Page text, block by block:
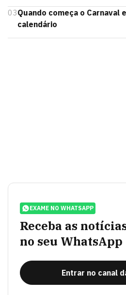
03Quando começa o Carnaval
calendário
EXAME NO WHATSAPP
Receba as
no seu WhatsApp
Entrar no canal